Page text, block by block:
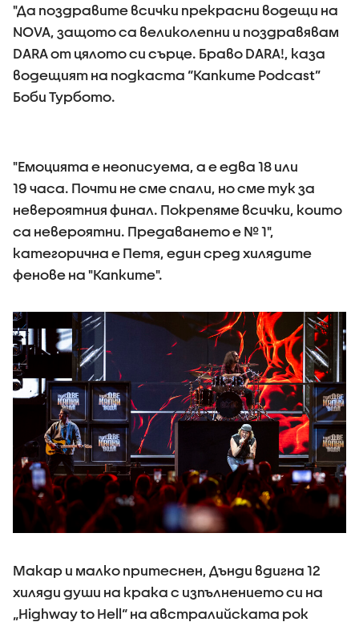
"Да поздравите всички прекрасни водещи на
NOVA, защото са великолепни и поздравявам
DARA от цялото си сърце. Браво DARA!, каза
водещият на подкаста “Капките Podcast”
Боби Турбото.
"Емоцията е неописуема, а е едва 18 или
19 часа. Почти не сме спали, но сме тук за
невероятния финал. Покрепяме всички, които
са невероятни. Предаването е № 1",
категорична е Петя, един сред хилядите
фенове на "Капките".
Макар и малко притеснен, Дънди вдигна 12
хиляди души на крака с изпълнението си на
„Highway to Hell“ на австралийската рок